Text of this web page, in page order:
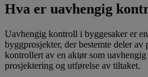
Hva er uavhengig
Uavhengig kontroll i byggesaker er
byggprosjekter, der bestemte deler av
kontrollert av en aktør som uavhengig
prosjektering og utførelse av tiltaket.